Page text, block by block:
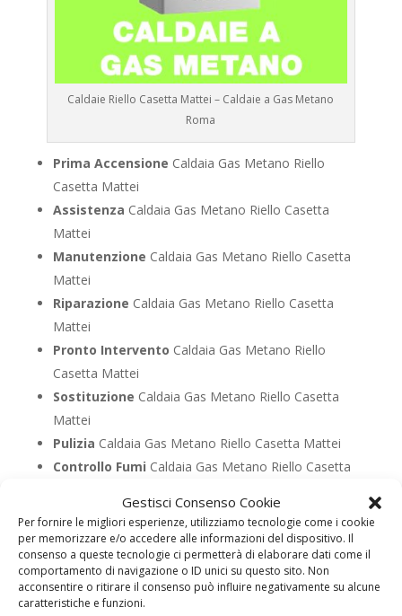
Gestisci Consenso Cookie
Per fornire le migliori esperienze, utilizziamo tecnologie come i cookie
per memorizzare e/o accedere alle informazioni del dispositivo. Il
consenso a queste tecnologie ci permetterà di elaborare dati come il
comportamento di navigazione o ID unici su questo sito. Non
acconsentire o ritirare il consenso può influire negativamente su alcune
caratteristiche e funzioni.
Caldaie Riello Casetta Mattei – Caldaie a Gas Metano
Roma
Prima Accensione Caldaia Gas Metano Riello
Casetta Mattei
Assistenza Caldaia Gas Metano Riello Casetta
Mattei
Manutenzione Caldaia Gas Metano Riello Casetta
Mattei
Riparazione Caldaia Gas Metano Riello Casetta
Mattei
Pronto Intervento Caldaia Gas Metano Riello
Casetta Mattei
Sostituzione Caldaia Gas Metano Riello Casetta
Mattei
Pulizia Caldaia Gas Metano Riello Casetta Mattei
Controllo Fumi Caldaia Gas Metano Riello Casetta
Bollino Blu
Caldaia Gas Metano Riello Casetta
Mattei
VenditaCaldaia Gas Metano Riello Casetta Mattei
OfferteCaldaia Gas Metano Riello Casetta Mattei